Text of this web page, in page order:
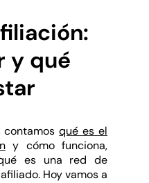
y qué
contamosqué es el
y cómo funciona,
es una red de
Hoy vamos a